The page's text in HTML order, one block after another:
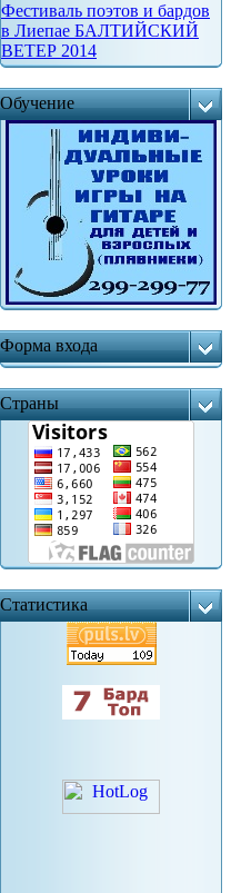
Фестиваль поэтов и бардов
в Лиепае БАЛТИЙСКИЙ
ВЕТЕР 2014
Обучение
Форма входа
Страны
Статистика